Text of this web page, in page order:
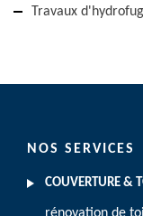
Travaux
NOS SERVICES
COUVERTURE &